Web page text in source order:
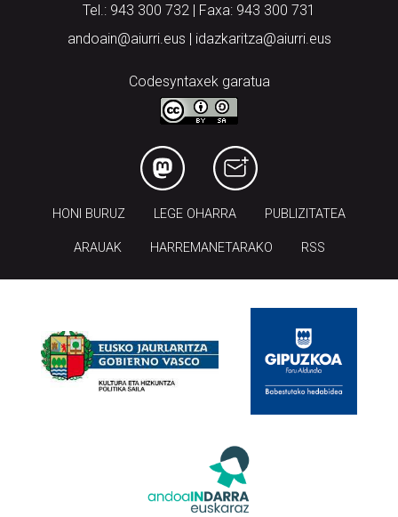
Tel.: 943 300 732 | Faxa: 943 300 731
andoain@aiurri.eus | idazkaritza@aiurri.eus
Codesyntaxek garatua
HONI BURUZ LEGE OHARRA PUBLIZITATEA
ARAUAK HARREMANETARAKO RSS